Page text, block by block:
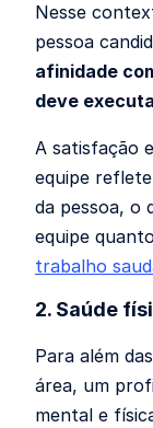
Nesse
pessoa
afinidade
deve
A satisfação
equipe
da pessoa, o
equipe
trabalho
2. Saúde
Para além
área, um
mental e